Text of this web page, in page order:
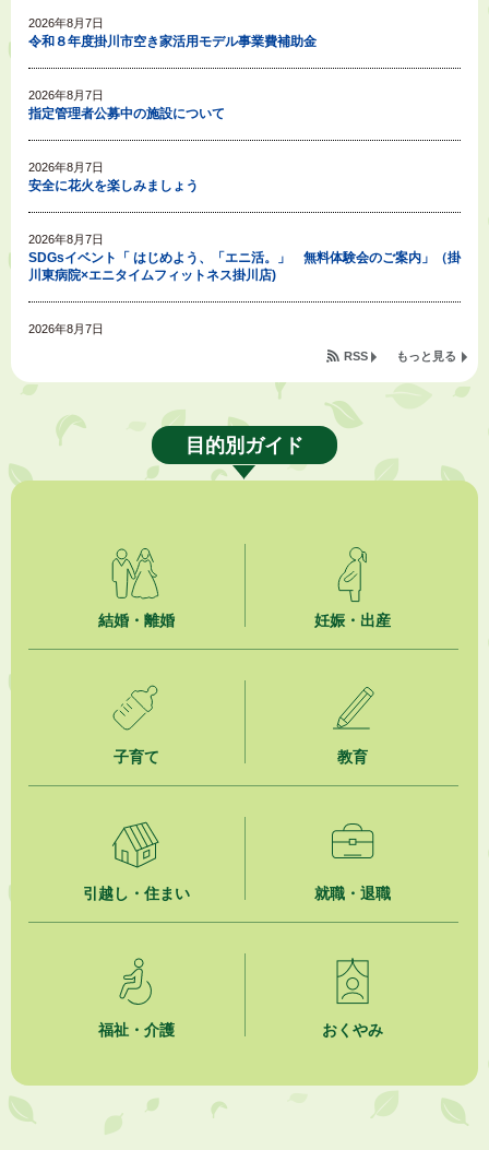
2026年8月7日
令和８年度掛川市空き家活用モデル事業費補助金
2026年8月7日
指定管理者公募中の施設について
2026年8月7日
安全に花火を楽しみましょう
2026年8月7日
SDGsイベント「 はじめよう、「エニ活。」 無料体験会のご案内」（掛
川東病院×エニタイムフィットネス掛川店)
2026年8月7日
令和８年度公民館等（大東北公民館、大須賀中央公民館）講座のお知らせ
2026年8月6日
就職・転職相談会のご案内
2026年8月6日
ジュビロ磐田（情報提供・お知らせ）
【日本DX大賞2026】ポスターセッション最優秀賞を受賞しました！
2026年8月4日
市民の勇気ある応急手当に感謝状を贈呈しました
夏季休暇期間 開業医等診療予定
2026年8月3日
企業版ふるさと納税（地方創生応援税制）のお願い
もっと見る
RSS
目的別ガイド
結婚・離婚 妊娠・出産
子育て 教育
引越し・住まい 就職・退職
福祉・介護 おくやみ